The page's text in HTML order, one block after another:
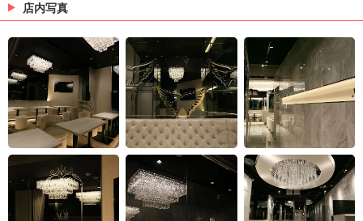
店内写真